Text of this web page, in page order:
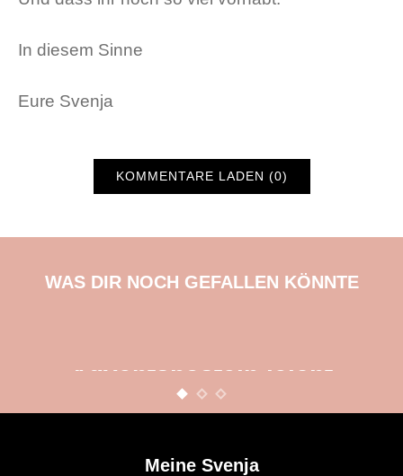
In diesem Sinne
Eure Svenja
KOMMENTARE LADEN (0)
WAS DIR NOCH GEFALLEN KÖNNTE
Adventsbasteln leicht
gemacht
Meine Svenja